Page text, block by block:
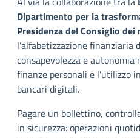
Dipartimento per la
Presidenza del Consiglio
l’alfabetizzazione
consapevolezza e
finanze personali e l’utilizzo
bancari digitali.
Pagare un bollettino,
in sicurezza: operazioni